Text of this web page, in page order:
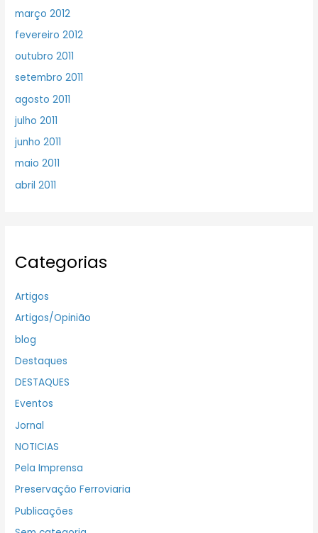
março 2012
fevereiro 2012
outubro 2011
setembro 2011
agosto 2011
julho 2011
junho 2011
maio 2011
abril 2011
Categorias
Artigos
Artigos/Opinião
blog
Destaques
DESTAQUES
Eventos
Jornal
NOTICIAS
Pela Imprensa
Preservação Ferroviaria
Publicações